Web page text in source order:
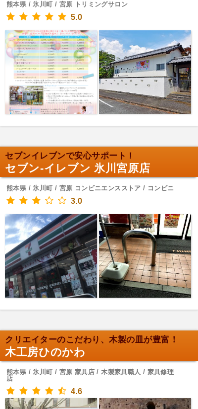
熊本県 / 氷川町 / 宮原 トリミングサロン
5.0
セブンイレブンで安心サポート！
セブン-イレブン 氷川宮原店
熊本県 / 氷川町 / 宮原 コンビニエンスストア / コンビニ
3.0
クリエイターのこだわり、木製の皿が豊富！
木工房ひのかわ
熊本県 / 氷川町 / 宮原 家具店 / 木製家具職人 / 家具修理
店
4.6